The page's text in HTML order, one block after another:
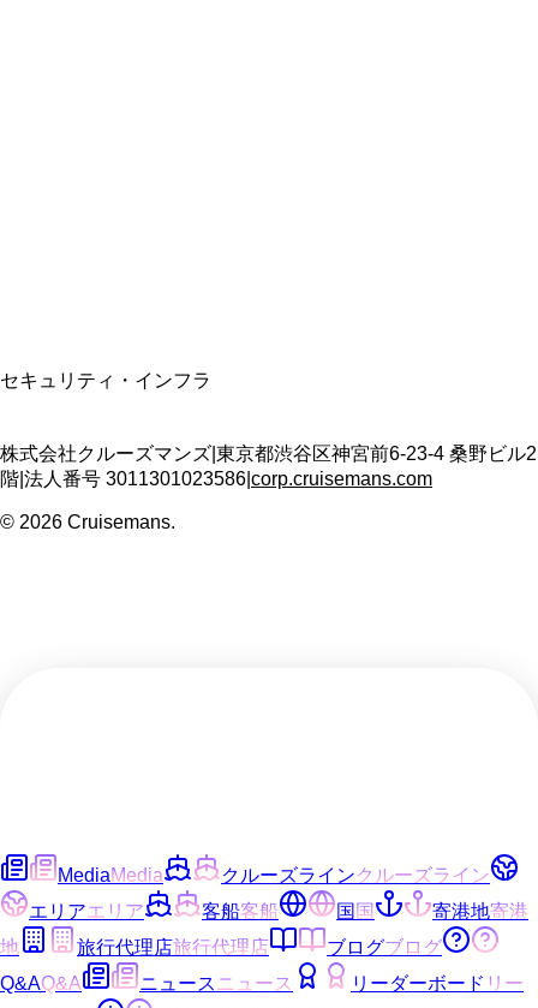
セキュリティ・インフラ
株式会社クルーズマンズ 東京都渋谷区神宮前6-23-4 桑野ビル2
階 法人番号 3011301023586 corp.cruisemans.com
© 2026 Cruisemans.
MediaMedia クルーズラインクルーズライン
エリアエリア 客船客船 国国 寄港地寄港
地
旅行代理店旅行代理店 ブログブログ
Q&AQ&A ニュース ニュース リーダーボード リー